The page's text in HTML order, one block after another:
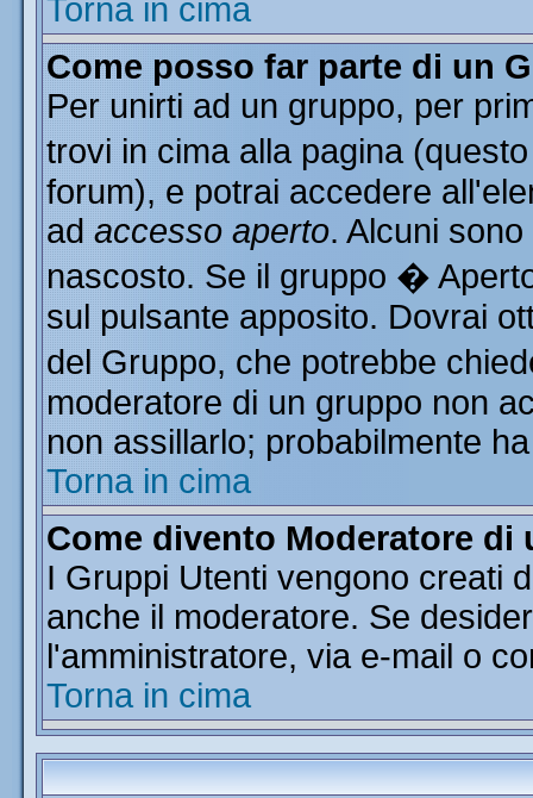
Torna in cima
Come posso far parte di un
Per unirti ad un gruppo, per
trovi in cima alla pagina
forum), e potrai accedere
ad accesso aperto. Alcuni
nascosto. Se il gruppo �
sul pulsante apposito. Dovrai
del Gruppo, che potrebbe
moderatore di un gruppo non
non assillarlo; probabilmente
Torna in cima
Come divento Moderatore di
I Gruppi Utenti vengono creati
anche il moderatore. Se
l'amministratore, via e-mail o
Torna in cima